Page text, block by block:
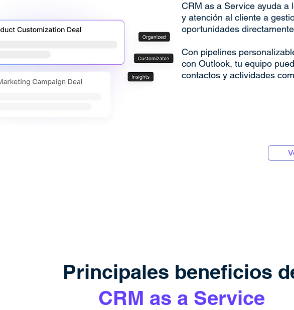
CRM as a Service ayuda a
y atención al cliente a
oportunidades
Con pipelines
con Outlook, tu equipo
contactos y actividades
Principales beneficios
CRM as a Service